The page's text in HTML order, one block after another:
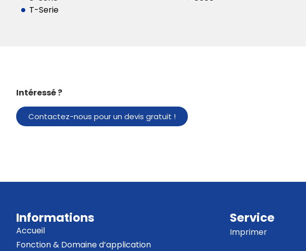
T-Serie
Intéressé ?
Contactez-nous pour un devis gratuit !
Informations
Accueil
Fonction & Domaine d’application
Service
Imprimer